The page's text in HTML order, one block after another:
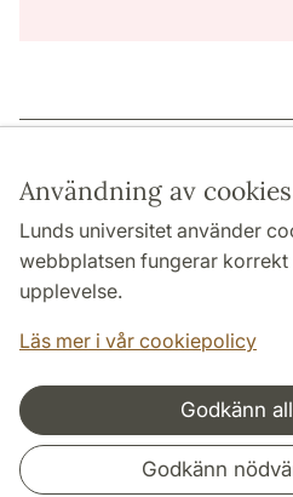
Användning av cookies
Lunds universitet använder
webbplatsen fungerar
upplevelse.
Läs mer i vår cookiepolicy
Godkänn
Godkänn
HUMANISTISKA OCH
INSTITUTIONER
Samarbeten